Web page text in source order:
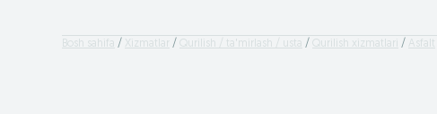
Bosh sahifa Xizmatlar Qurilish / ta'mirlash / usta Qurilish xizmatlari Asfalt